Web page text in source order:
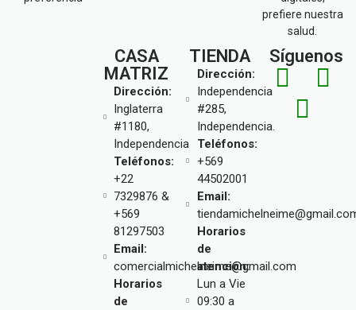
prefiere nuestra
salud.
CASA
MATRIZ
Dirección:
Inglaterra
#1180,
Independencia
Teléfonos:
+22
7329876 &
+569
81297503
Email:
comercialmichelneime@gmail.com
Horarios
de
TIENDA
Dirección:
Independencia
#285,
Independencia.
Teléfonos:
+569
44502001
Email:
Horarios
de
atención:
Lun a Vie
09:30 a
Síguenos